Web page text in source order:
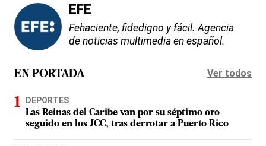
EFE
Fehaciente, fidedigno y fácil. Agencia
de noticias multimedia en español.
EN PORTADA Ver todos
DEPORTES
Las Reinas del Caribe van por su séptimo oro
seguido en los JCC, tras derrotar a Puerto Rico